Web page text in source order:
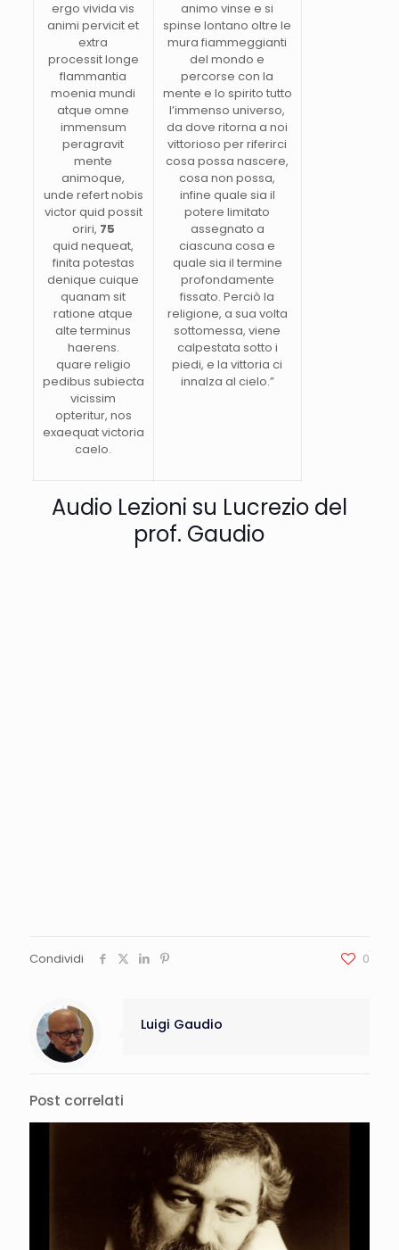
ergo vivida vis
animi pervicit et
extra
processit longe
flammantia
moenia mundi
atque omne
immensum
peragravit
mente
animoque,
unde refert nobis
victor quid possit
oriri, 75
quid nequeat,
finita potestas
denique cuique
quanam sit
ratione atque
alte terminus
haerens.
quare religio
pedibus subiecta
vicissim
opteritur, nos
exaequat victoria
caelo.
animo vinse e si
spinse lontano oltre le
mura fiammeggianti
del mondo e
percorse con la
mente e lo spirito tutto
l’immenso universo,
da dove ritorna a noi
vittorioso per riferirci
cosa possa nascere,
cosa non possa,
infine quale sia il
potere limitato
assegnato a
ciascuna cosa e
quale sia il termine
profondamente
fissato. Perciò la
religione, a sua volta
sottomessa, viene
calpestata sotto i
piedi, e la vittoria ci
innalza al cielo.”
Audio Lezioni su Lucrezio del
prof. Gaudio
Condividi 0
Luigi Gaudio
Post correlati